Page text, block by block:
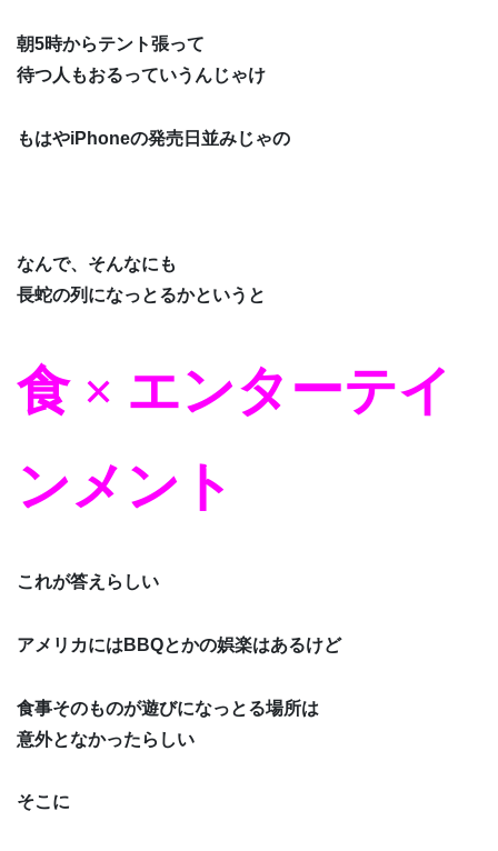
朝5時からテント張って
待つ人もおるっていうんじゃけ
もはやiPhoneの発売日並みじゃの
なんで、そんなにも
長蛇の列になっとるかというと
食 × エンターテイ
ンメント
これが答えらしい
アメリカにはBBQとかの娯楽はあるけど
食事そのものが遊びになっとる場所は
意外となかったらしい
そこに